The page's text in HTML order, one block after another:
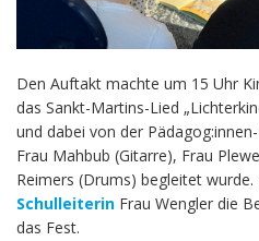
Den Auftakt machte um 15 Uhr
das Sankt-Martins-Lied
und dabei von der
Frau Mahbub (Gitarre), Frau
Reimers (Drums) begleitet
Schulleiterin Frau Wengler die
das Fest.